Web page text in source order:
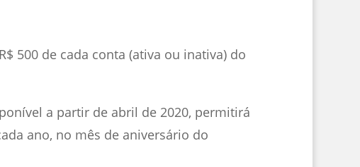
500 de cada conta (ativa ou inativa) do
a partir de abril de 2020, permitirá
ano, no mês de aniversário do